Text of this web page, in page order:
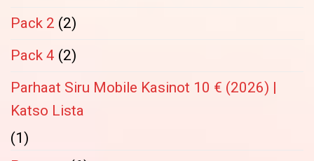
Pack 2 (2)
Pack 4 (2)
Parhaat Siru Mobile Kasinot 10 € (2026) |
Katso Lista
(1)